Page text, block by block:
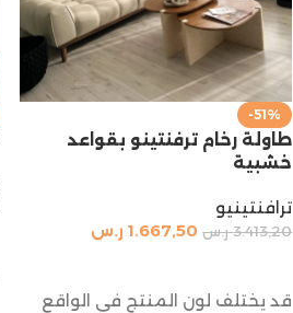
-51%
طاولة رخام ترفنتينو بقواعد
خشبية
ترافنتينيو
3.413,20 ر.س 1.667,50 ر.س
قد يختلف لون المنتج في الواقع